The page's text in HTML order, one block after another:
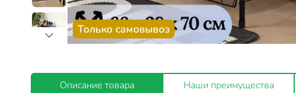
Только самовывоз
Описание товара Наши преимущества